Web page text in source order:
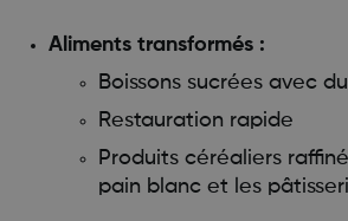
Aliments transformés :
Boissons sucrées avec
Restauration rapide
Produits céréaliers
pain blanc et les